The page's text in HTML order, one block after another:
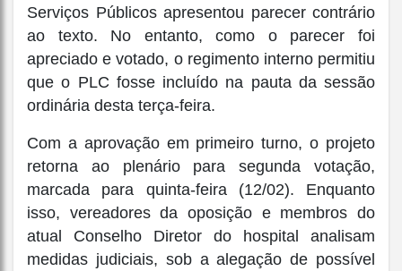
Serviços Públicos apresentou parecer contrário
ao texto. No entanto, como o parecer foi
apreciado e votado, o regimento interno permitiu
que o PLC fosse incluído na pauta da sessão
ordinária desta terça-feira.
Com a aprovação em primeiro turno, o projeto
retorna ao plenário para segunda votação,
marcada para quinta-feira (12/02). Enquanto
isso, vereadores da oposição e membros do
atual Conselho Diretor do hospital analisam
medidas judiciais, sob a alegação de possível